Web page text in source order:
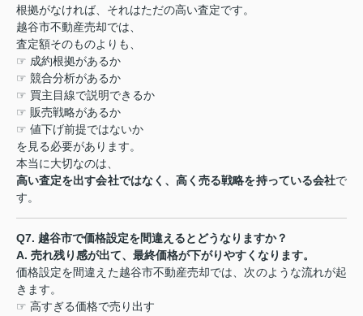
根拠がなければ、それはただの高い査定です。
越谷市不動産売却では、
査定額そのものよりも、
☞ 成約根拠があるか
☞ 競合分析があるか
☞ 買主目線で説明できるか
☞ 販売戦略があるか
☞ 値下げ前提ではないか
を見る必要があります。
本当に大切なのは、
高い査定を出す会社ではなく、高く売る戦略を持っている会社で
す。
Q7. 越谷市で価格設定を間違えるとどうなりますか？
A. 売れ残り感が出て、最終価格が下がりやすくなります。
価格設定を間違えた越谷市不動産売却では、次のような流れが起
きます。
☞ 高すぎる価格で売り出す